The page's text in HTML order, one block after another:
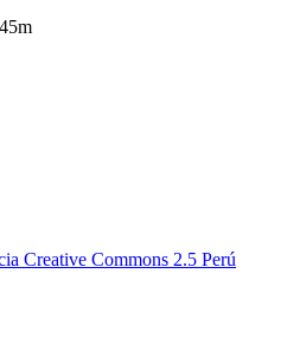
Creative Commons 2.5 Perú